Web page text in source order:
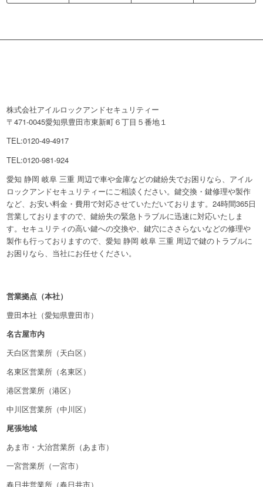
株式会社アイルロックアンドセキュリティー
〒471-0045愛知県豊田市東新町６丁目５番地１
TEL:0120-49-4917
TEL:0120-981-924
愛知 静岡 岐阜 三重 周辺で車や金庫などの鍵紛失でお困りなら、アイル
ロックアンドセキュリティーにご相談ください。鍵交換・鍵修理や製作
など、お安い料金・費用で対応させていただいております。24時間365日
営業しておりますので、鍵紛失の緊急トラブルに迅速に対応いたしま
す。セキュリティの高い鍵への交換や、鍵穴にささらないなどの修理や
製作も行っておりますので、愛知 静岡 岐阜 三重 周辺で鍵のトラブルに
お困りなら、当社にお任せください。
営業拠点（本社）
豊田本社（愛知県豊田市）
名古屋市内
天白区営業所（天白区）
名東区営業所（名東区）
港区営業所（港区）
中川区営業所（中川区）
尾張地域
あま市・大治営業所（あま市）
一宮営業所（一宮市）
春日井営業所（春日井市）